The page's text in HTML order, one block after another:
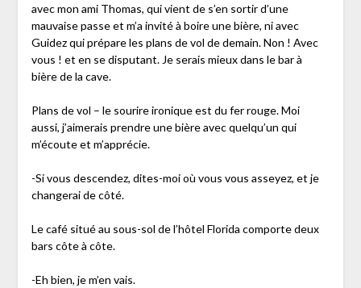
avec mon ami Thomas, qui vient de s’en sortir d’une
mauvaise passe et m’a invité à boire une bière, ni avec
Guidez qui prépare les plans de vol de demain. Non ! Avec
vous ! et en se disputant. Je serais mieux dans le bar à
bière de la cave.
Plans de vol – le sourire ironique est du fer rouge. Moi
aussi, j’aimerais prendre une bière avec quelqu’un qui
m’écoute et m’apprécie.
-Si vous descendez, dites-moi où vous vous asseyez, et je
changerai de côté.
Le café situé au sous-sol de l’hôtel Florida comporte deux
bars côte à côte.
-Eh bien, je m’en vais.